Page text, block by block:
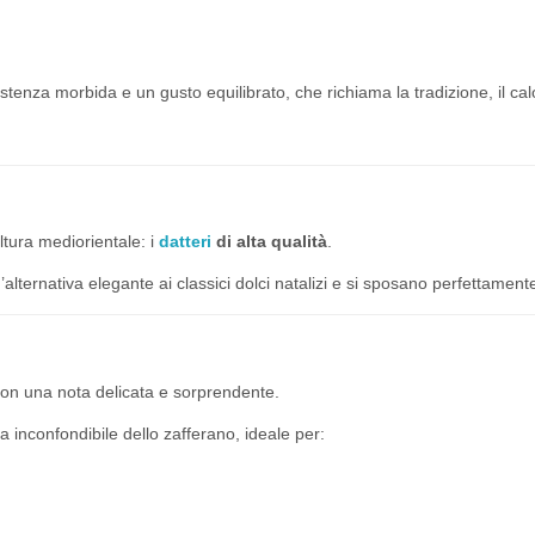
morbida e un gusto equilibrato, che richiama la tradizione, il
mediorientale: i datteri di alta qualità.
elegante ai classici dolci natalizi e si sposano
una nota delicata e sorprendente.
inconfondibile dello zafferano, ideale per: